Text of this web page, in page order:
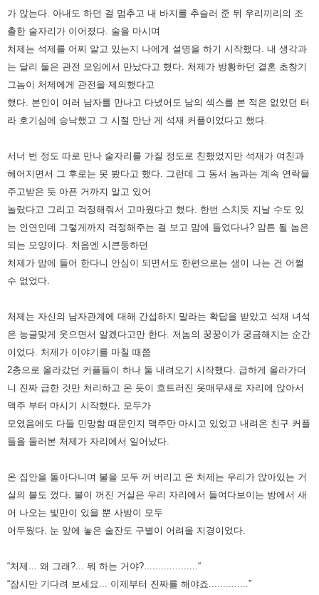
가 앉는다. 아내도 하던 걸 멈추고 내 바지를 추슬러 준 뒤 우리끼리의 조
촐한 술자리가 이어졌다. 술을 마시며
처제는 석제를 어찌 알고 있는지 나에게 설명을 하기 시작했다. 내 생각과
는 달리 둘은 관전 모임에서 만났다고 했다. 처제가 방황하던 결혼 초창기
그놈이 처제에게 관전을 제의했다고
했다. 본인이 여러 남자를 만나고 다녔어도 남의 섹스를 본 적은 없었던 터
라 호기심에 승낙했고 그 시절 만난 게 석재 커플이었다고 했다.
서너 번 정도 따로 만나 술자리를 가질 정도로 친했었지만 석재가 여친과
헤어지면서 그 후로는 못 봤다고 했다.
그런데 그 동서 놈과는 계속 연락을
주고받은 듯 아픈 거까지 알고 있어
놀랐다고 그리고 걱정해줘서 고마웠다고 했다. 한번 스치듯 지날 수도 있
는 인연인데 그렇게까지 걱정해주는 걸 보고 맘에 들었다나? 암튼 될 놈은
되는 모양이다. 처음엔 시큰둥하던
처제가 맘에 들어 한다니 안심이 되면서도 한편으로는 샘이 나는 건 어쩔
수 없었다.
처제는 자신의 남자관계에 대해 간섭하지 말라는 확답을 받았고 석재 녀석
은 능글맞게 웃으면서 알겠다고만 한다. 저놈의 꿍꿍이가 궁금해지는 순간
이었다. 처제가 이야기를 마칠 때쯤
2층으로 올라갔던 커플들이 하나 둘 내려오기 시작했다. 급하게 올라가더
니 진짜 급한 것만 처리하고 온 듯이 흐트러진 옷매무새로 자리에 앉아서
맥주 부터 마시기 시작했다.
모두가
모였음에도 다들 민망함 때문인지 맥주만 마시고 있었고 내려온 친구 커플
들을 둘러본 처제가 자리에서 일어났다.
온 집안을 돌아다니며 불을 모두 꺼 버리고 온 처제는 우리가 앉아있는 거
실의 불도 껐다. 불이 꺼진 거실은 우리 자리에서 들여다보이는 방에서 새
어 나오는 빛만이 있을 뿐 사방이 모두
어두웠다. 눈 앞에 놓은 술잔도 구별이 어려울 지경이었다.
“처제... 왜 그래?... 뭐 하는 거야?...................“
“잠시만 기다려 보세요... 이제부터 진짜를 해야죠..............”